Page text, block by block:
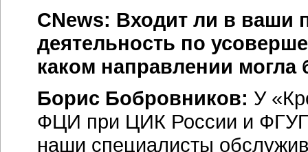
CNews: Входит ли в
деятельность по
каком направлении могла
Борис Бобровников: У
ФЦИ при ЦИК России и
наши специалисты